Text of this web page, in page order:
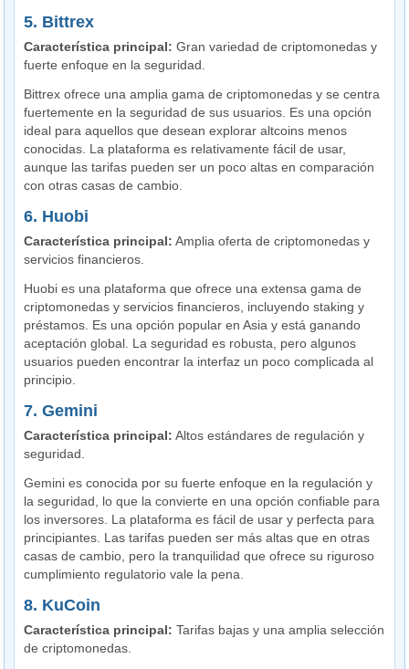
5. Bittrex
Característica principal: Gran variedad de criptomonedas y
fuerte enfoque en la seguridad.
Bittrex ofrece una amplia gama de criptomonedas y se centra
fuertemente en la seguridad de sus usuarios. Es una opción
ideal para aquellos que desean explorar altcoins menos
conocidas. La plataforma es relativamente fácil de usar,
aunque las tarifas pueden ser un poco altas en comparación
con otras casas de cambio.
6. Huobi
Característica principal: Amplia oferta de criptomonedas y
servicios financieros.
Huobi es una plataforma que ofrece una extensa gama de
criptomonedas y servicios financieros, incluyendo staking y
préstamos. Es una opción popular en Asia y está ganando
aceptación global. La seguridad es robusta, pero algunos
usuarios pueden encontrar la interfaz un poco complicada al
principio.
7. Gemini
Característica principal: Altos estándares de regulación y
seguridad.
Gemini es conocida por su fuerte enfoque en la regulación y
la seguridad, lo que la convierte en una opción confiable para
los inversores. La plataforma es fácil de usar y perfecta para
principiantes. Las tarifas pueden ser más altas que en otras
casas de cambio, pero la tranquilidad que ofrece su riguroso
cumplimiento regulatorio vale la pena.
8. KuCoin
Característica principal: Tarifas bajas y una amplia selección
de criptomonedas.